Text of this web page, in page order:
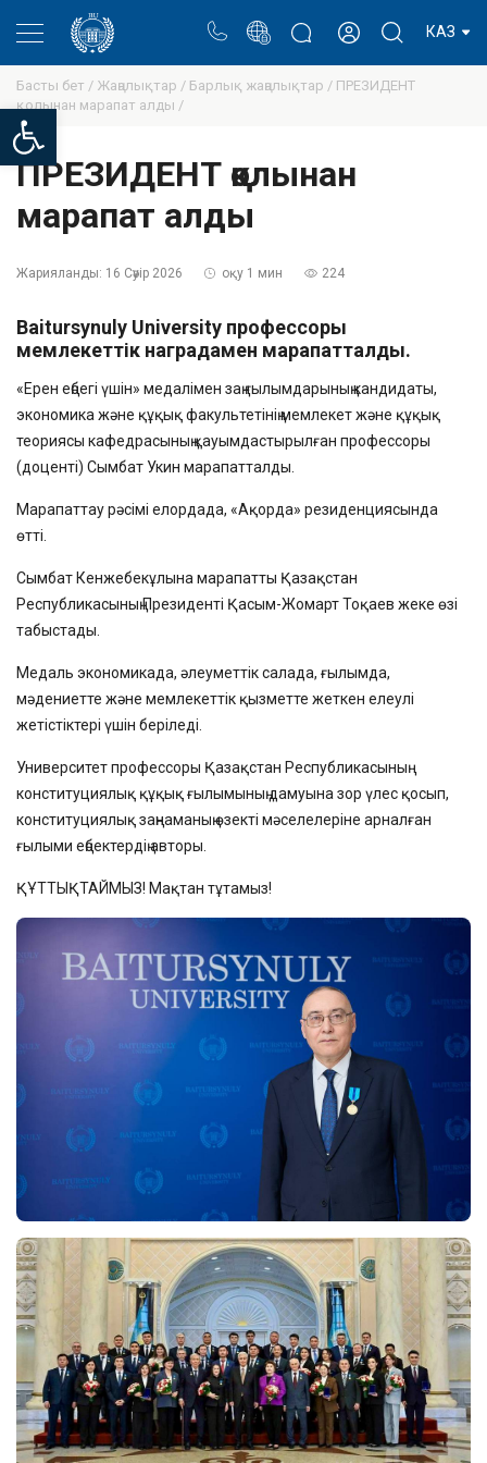
Open toolbar
КАЗ
Басты бет / Жаңалықтар / Барлық жаңалықтар / ПРЕЗИДЕНТ
қолынан марапат алды /
ПРЕЗИДЕНТ қолынан
марапат алды
Жарияланды: 16 Сәуір 2026 оқу 1 мин 224
Baitursynuly University профессоры
мемлекеттік наградамен марапатталды.
«Ерен еңбегі үшін» медалімен заң ғылымдарының кандидаты,
экономика және құқық факультетінің мемлекет және құқық
теориясы кафедрасының қауымдастырылған профессоры
(доценті) Сымбат Укин марапатталды.
Марапаттау рәсімі елордада, «Ақорда» резиденциясында
өтті.
Сымбат Кенжебекұлына марапатты Қазақстан
Республикасының Президенті Қасым-Жомарт Тоқаев жеке өзі
табыстады.
Медаль экономикада, әлеуметтік салада, ғылымда,
мәдениетте және мемлекеттік қызметте жеткен елеулі
жетістіктері үшін беріледі.
Университет профессоры Қазақстан Республикасының
конституциялық құқық ғылымының дамуына зор үлес қосып,
конституциялық заңнаманың өзекті мәселелеріне арналған
ғылыми еңбектердің авторы.
ҚҰТТЫҚТАЙМЫЗ! Мақтан тұтамыз!